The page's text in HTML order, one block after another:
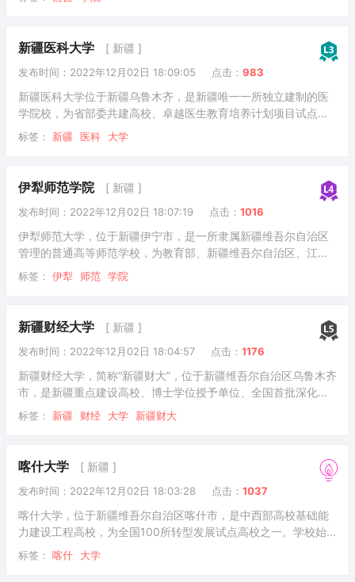
大学、北京林业大学、兰州大学、中国石油大学（华东）建立了
合培养本科生及研究生。截至2022年4月，学校现有两个校区，
占地面积1209亩，下设16个二级教学单位，共有44个本科专
业，39个专科专业，专业覆盖法学、教育学、文学、理学、工
学、经济学、管理学、艺术学八个学科门类
新疆医科大学 [ 新疆 ]
发布时间：2022年12月02日 18:09:05 点击： 983
新疆医科大学位于新疆乌鲁木齐，是新疆唯一一所独立建制的医
学院校，为省部委共建高校、卓越医生教育培养计划项目试点高
校、中国政府奖学金来华留学生接收院校、自治区首批来疆留学
高校示范基地。学校前身为新疆医学院和新疆中医学院，两校分
医学院合并成立新疆医科大学。截至2022年5月，学校有雪莲山
校区、新医路校区、鲤鱼山校区、明园校区、仓房沟校区5个校
区，其中雪莲山校区占地2165亩；下设25个院部，开设28个本
科专业、10个专科专业；拥有4个
标签： 新疆 医科 大学
伊犁师范学院 [ 新疆 ]
发布时间：2022年12月02日 18:07:19 点击： 1016
伊犁师范大学，位于新疆伊宁市，是一所隶属新疆维吾尔自治区
管理的普通高等师范学校，为教育部、新疆维吾尔自治区、江苏
省共建院校。学校前身是1948年成立的新疆省立伊犁专科学校。
1953年更名为伊犁师范学校。1980年经国务院批准升格为普通
名为伊犁师范大学。据2022年7月学校官网显示，学校占地总面
积124.69万平方米，教学、科研仪器设备资产总值1.47亿元；设
有14个学院（部），开设49个本科专业，8个一级学科硕士学位
授权点，3个专业硕
标签： 伊犁 师范 学院
新疆财经大学 [ 新疆 ]
发布时间：2022年12月02日 18:04:57 点击： 1176
新疆财经大学，简称“新疆财大”，位于新疆维吾尔自治区乌鲁木齐
市，是新疆重点建设高校、博士学位授予单位、全国首批深化创
新创业教育改革示范高校，入选国家级大学生创新创业训练计
划，为丝绸之路大学联盟成员、财经一流学科建设联盟副理事长
财经大学对口支援。 学校前身是1950年成立的新疆省人民政府
干部培训班；1959年升格为新疆财经学院。2000年与新疆经济
管理干部学院和新疆财政税务学校合并组建新的新疆财经学院；
2007年经教育部
标签： 新疆 财经 大学 新疆财大
喀什大学 [ 新疆 ]
发布时间：2022年12月02日 18:03:28 点击： 1037
喀什大学，位于新疆维吾尔自治区喀什市，是中西部高校基础能
力建设工程高校，为全国100所转型发展试点高校之一。学校始
建于1962年，前身为喀什师范专科学校。1978年学校升格为本科
院校，更名为喀什师范学院。2015年4月，更名为喀什大学。据
标签： 喀什 大学